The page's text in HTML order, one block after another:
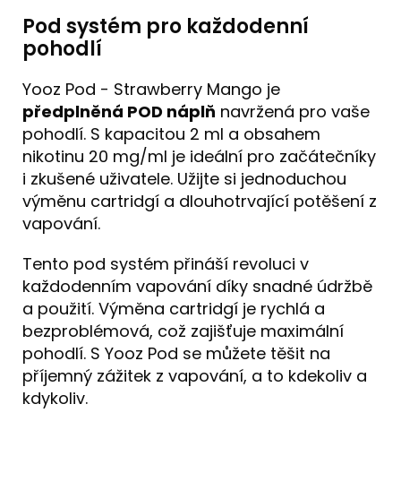
Pod systém pro každodenní
pohodlí
Yooz Pod - Strawberry Mango je
předplněná POD náplň navržená pro vaše
pohodlí. S kapacitou 2 ml a obsahem
nikotinu 20 mg/ml je ideální pro začátečníky
i zkušené uživatele. Užijte si jednoduchou
výměnu cartridgí a dlouhotrvající potěšení z
vapování.
Tento pod systém přináší revoluci v
každodenním vapování díky snadné údržbě
a použití. Výměna cartridgí je rychlá a
bezproblémová, což zajišťuje maximální
pohodlí. S Yooz Pod se můžete těšit na
příjemný zážitek z vapování, a to kdekoliv a
kdykoliv.